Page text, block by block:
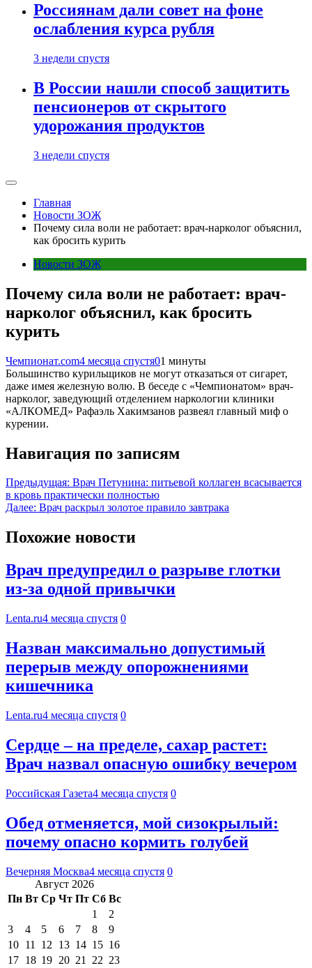
Россиянам дали совет на фоне
ослабления курса рубля
3 недели спустя
В России нашли способ защитить
пенсионеров от скрытого
удорожания продуктов
3 недели спустя
Главная
Новости ЗОЖ
Почему сила воли не работает: врач-нарколог объяснил,
как бросить курить
Новости ЗОЖ
Почему сила воли не работает: врач-
нарколог объяснил, как бросить
курить
Чемпионат.com4 месяца спустя01 минуты
Большинство курильщиков не могут отказаться от сигарет,
даже имея железную волю. В беседе с «Чемпионатом» врач-
нарколог, заведующий отделением наркологии клиники
«АЛКОМЕД» Рафаэль Хакимзанов развеял главный миф о
курении.
Навигация по записям
Предыдущая: Врач Петунина: питьевой коллаген всасывается
в кровь практически полностью
Далее: Врач раскрыл золотое правило завтрака
Похожие новости
Врач предупредил о разрыве глотки
из-за одной привычки
Lenta.ru4 месяца спустя 0
Назван максимально допустимый
перерыв между опорожнениями
кишечника
Lenta.ru4 месяца спустя 0
Сердце – на пределе, сахар растет:
Врач назвал опасную ошибку вечером
Российская Газета4 месяца спустя 0
Обед отменяется, мой сизокрылый:
почему опасно кормить голубей
Вечерняя Москва4 месяца спустя 0
Август 2026
Пн Вт Ср Чт Пт Сб Вс
1
2
3
4 5 6 7 8
9
10 11 12 13 14 15 16
17 18 19 20 21 22 23